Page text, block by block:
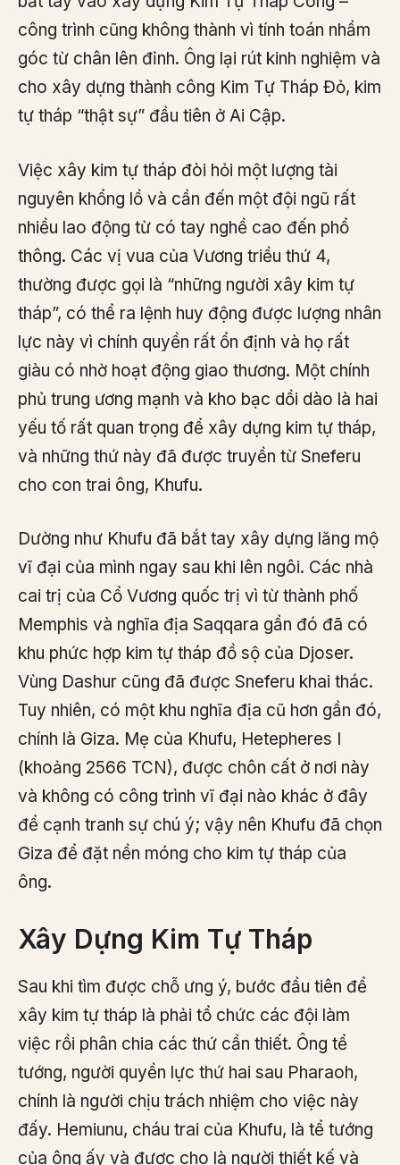
công trình cũng không thành vì tính toán nhầm
góc từ chân lên đỉnh. Ông lại rút kinh nghiệm và
cho xây dựng thành công Kim Tự Tháp Đỏ, kim
tự tháp “thật sự” đầu tiên ở Ai Cập.
Việc xây kim tự tháp đòi hỏi một lượng tài
nguyên khổng lồ và cần đến một đội ngũ rất
nhiều lao động từ có tay nghề cao đến phổ
thông. Các vị vua của Vương triều thứ 4,
thường được gọi là “những người xây kim tự
tháp”, có thể ra lệnh huy động được lượng nhân
lực này vì chính quyền rất ổn định và họ rất
giàu có nhờ hoạt động giao thương. Một chính
phủ trung ương mạnh và kho bạc dồi dào là hai
yếu tố rất quan trọng để xây dựng kim tự tháp,
và những thứ này đã được truyền từ Sneferu
cho con trai ông, Khufu.
Dường như Khufu đã bắt tay xây dựng lăng mộ
vĩ đại của mình ngay sau khi lên ngôi. Các nhà
cai trị của Cổ Vương quốc trị vì từ thành phố
Memphis và nghĩa địa Saqqara gần đó đã có
khu phức hợp kim tự tháp đồ sộ của Djoser.
Vùng Dashur cũng đã được Sneferu khai thác.
Tuy nhiên, có một khu nghĩa địa cũ hơn gần đó,
chính là Giza. Mẹ của Khufu, Hetepheres I
(khoảng 2566 TCN), được chôn cất ở nơi này
và không có công trình vĩ đại nào khác ở đây
để cạnh tranh sự chú ý; vậy nên Khufu đã chọn
Giza để đặt nền móng cho kim tự tháp của
ông.
Xây Dựng Kim Tự Tháp
Sau khi tìm được chỗ ưng ý, bước đầu tiên để
xây kim tự tháp là phải tổ chức các đội làm
việc rồi phân chia các thứ cần thiết. Ông tể
tướng, người quyền lực thứ hai sau Pharaoh,
chính là người chịu trách nhiệm cho việc này
đấy. Hemiunu, cháu trai của Khufu, là tể tướng
của ông ấy và được cho là người thiết kế và